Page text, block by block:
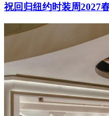
祝回归纽约时装周2027